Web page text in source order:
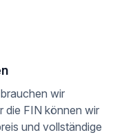
wir
die FIN können wir
und vollständige